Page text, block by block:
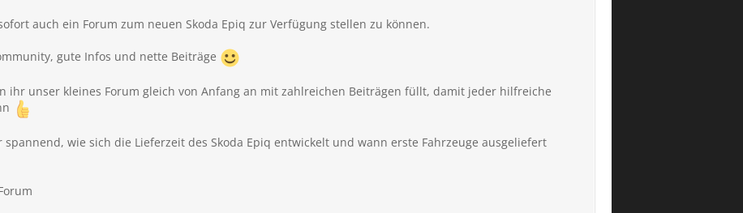
auch ein Forum zum neuen Skoda Epiq zur Verfügung stellen zu können.
gute Infos und nette Beiträge
ihr unser kleines Forum gleich von Anfang an mit zahlreichen Beiträgen füllt, damit jeder hilfreiche
spannend, wie sich die Lieferzeit des Skoda Epiq entwickelt und wann erste Fahrzeuge ausgeliefert